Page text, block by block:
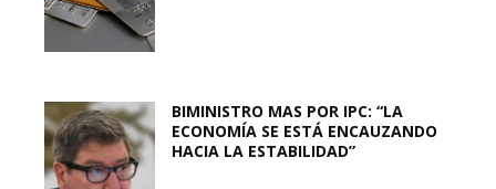
BIMINISTRO MAS POR IPC: “LA
ECONOMÍA SE ESTÁ ENCAUZANDO
HACIA LA ESTABILIDAD”